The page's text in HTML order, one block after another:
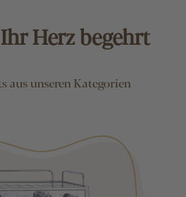
Ihr Herz begehrt
aus unseren Kategorien